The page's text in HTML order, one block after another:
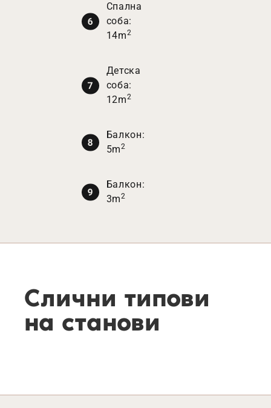
Спална
соба:
14m2
Детска
соба:
12m2
Балкон:
5m2
Балкон:
3m2
Слични типови
на станови